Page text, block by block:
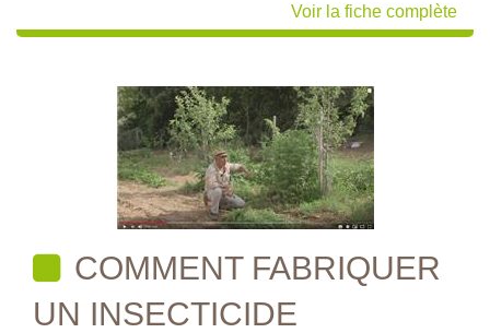
Voir la fiche complète
COMMENT FABRIQUER
UN INSECTICIDE